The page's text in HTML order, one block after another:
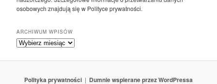
osobowych znajdują się w Polityce prywatności.
ARCHIWUM WPISÓW
Archiwum
Polityka prywatności Dumnie wspierane przez WordPressa